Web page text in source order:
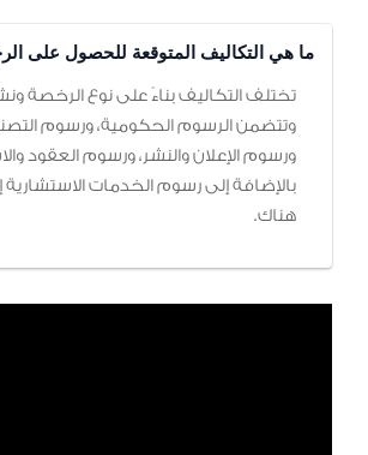
ما هي التكاليف المتوقعة للحصول على
تختلف التكاليف بناءً على نوع الرخصة
وتتضمن الرسوم الحكومية، ورسوم
ورسوم الإعلان والنشر، ورسوم العقود
بالإضافة إلى رسوم الخدمات الاستشارية
هناك.